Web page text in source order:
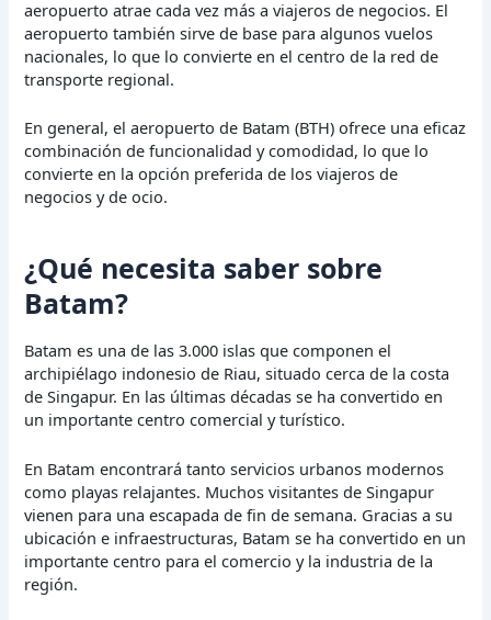
aeropuerto atrae cada vez más a viajeros de negocios. El
aeropuerto también sirve de base para algunos vuelos
nacionales, lo que lo convierte en el centro de la red de
transporte regional.
En general, el aeropuerto de Batam (BTH) ofrece una eficaz
combinación de funcionalidad y comodidad, lo que lo
convierte en la opción preferida de los viajeros de
negocios y de ocio.
¿Qué necesita saber sobre
Batam?
Batam es una de las 3.000 islas que componen el
archipiélago indonesio de Riau, situado cerca de la costa
de Singapur. En las últimas décadas se ha convertido en
un importante centro comercial y turístico.
En Batam encontrará tanto servicios urbanos modernos
como playas relajantes. Muchos visitantes de Singapur
vienen para una escapada de fin de semana. Gracias a su
ubicación e infraestructuras, Batam se ha convertido en un
importante centro para el comercio y la industria de la
región.